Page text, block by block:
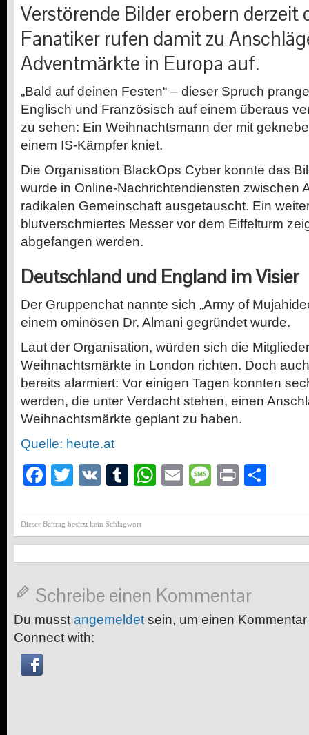
Verstörende Bilder erobern derzeit
Fanatiker rufen damit zu
Adventmärkte in Europa auf.
„Bald auf deinen Festen“ – dieser Spruch
Englisch und Französisch auf einem überaus
zu sehen: Ein Weihnachtsmann der mit
einem IS-Kämpfer kniet.
Die Organisation BlackOps Cyber konnte das
wurde in Online-Nachrichtendiensten zwischen
radikalen Gemeinschaft ausgetauscht. Ein
blutverschmiertes Messer vor dem Eiffelturm
abgefangen werden.
Deutschland und England im Visier
Der Gruppenchat nannte sich „Army of
einem ominösen Dr. Almani gegründet wurde.
Laut der Organisation, würden sich die
Weihnachtsmärkte in London richten. Doch
bereits alarmiert: Vor einigen Tagen konnten
werden, die unter Verdacht stehen, einen
Weihnachtsmärkte geplant zu haben.
Quelle: heute.at
Facebook
Twitter
VK Tumblr
WhatsApp
EmailMessage
Print
Dieser Beitrag besitzt kein Schlagwort
Schreibe einen Kommentar
Du musst angemeldet sein, um einen
Connect with: